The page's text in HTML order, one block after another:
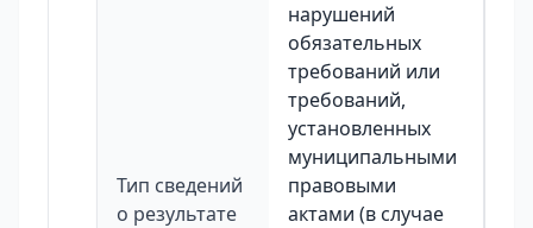
Тип сведений
о результате
нарушений
обязательных
требований или
требований,
установленных
муниципальными
правовыми
актами (в случае